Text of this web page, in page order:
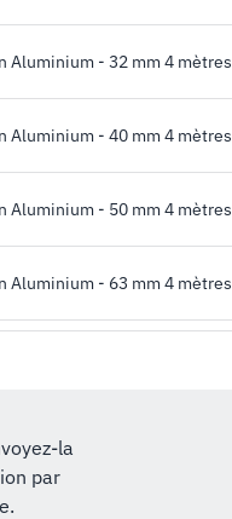
Aluminium - 32 mm 4 mètres
Aluminium - 40 mm 4 mètres
Aluminium - 50 mm 4 mètres
Aluminium - 63 mm 4 mètres
la
par